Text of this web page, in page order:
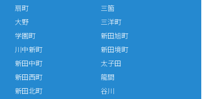
扇町
大野
学園町
川中新町
三箇
三洋町
新田旭町
新田境町
新田中町
新田西町
新田北町
太子田
龍間
谷川